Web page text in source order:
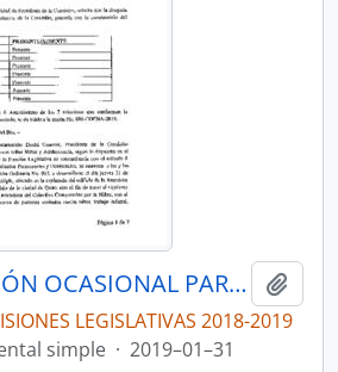
ACTAS COMISIÓN OCASIONAL PARA ATENDER TEMAS DE NIÑEZ Y ADOLESCENCIA
LEGISLATIVAS 2018-2019
simple · 2019–01–31